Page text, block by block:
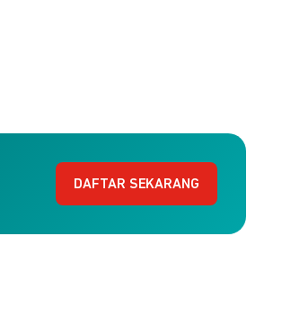
DAFTAR SEKARANG